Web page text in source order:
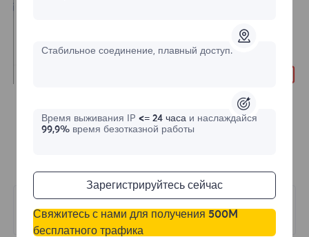
Bitbrowser
Стабильное соединение, плавный доступ.
Время выживания IP <= 24 часа и наслаждайся
99,9%время безотказной работы
Зарегистрируйтесь сейчас
Свяжитесь с нами для получения 500M
бесплатного трафика